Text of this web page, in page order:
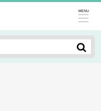
MENU